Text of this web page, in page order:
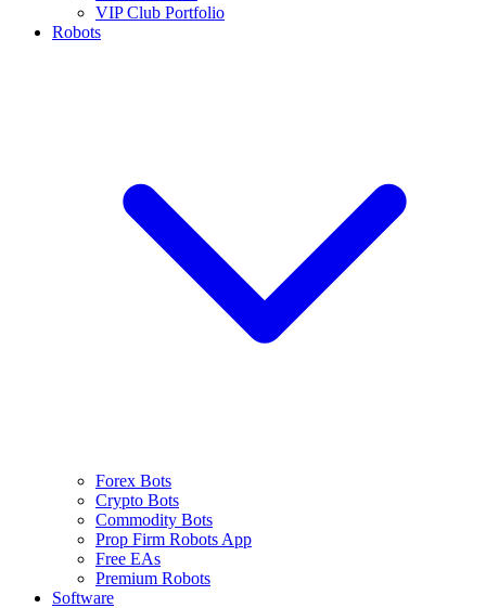
VIP Club Portfolio
Robots
Forex Bots
Crypto Bots
Commodity Bots
Prop Firm Robots App
Free EAs
Premium Robots
Software